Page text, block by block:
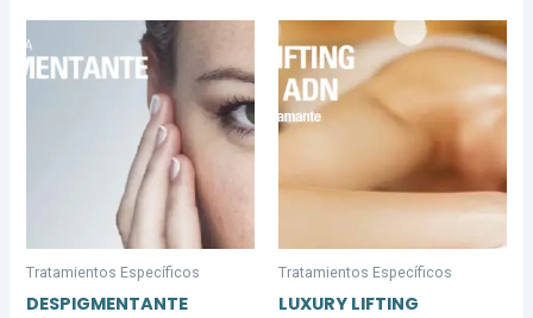
Tratamientos Específicos
DESPIGMENTANTE
Tratamientos Específicos
LUXURY LIFTING